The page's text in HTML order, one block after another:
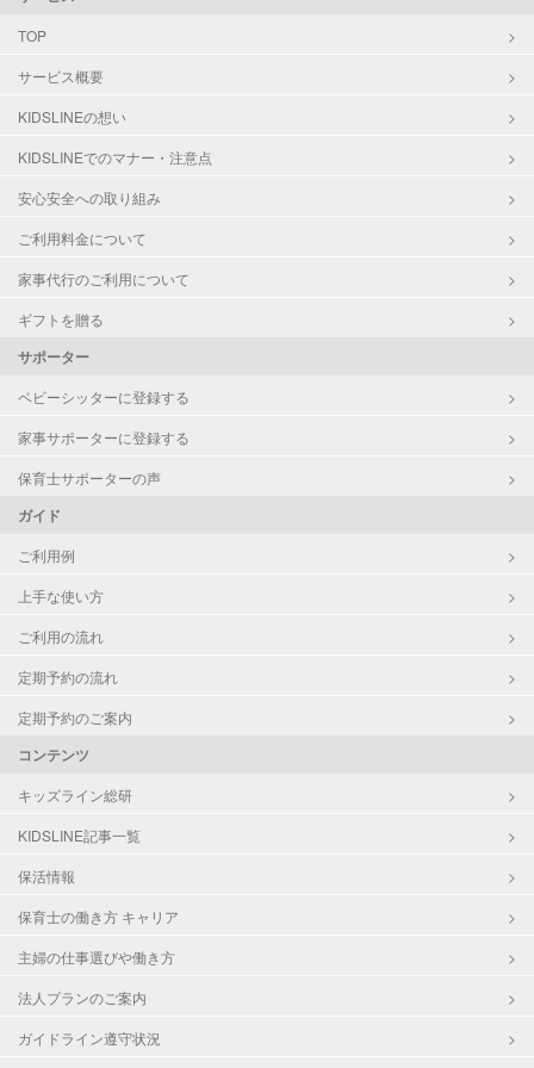
TOP
サービス概要
KIDSLINEの想い
KIDSLINEでのマナー・注意点
安心安全への取り組み
ご利用料金について
家事代行のご利用について
ギフトを贈る
サポーター
ベビーシッターに登録する
家事サポーターに登録する
保育士サポーターの声
ガイド
ご利用例
上手な使い方
ご利用の流れ
定期予約の流れ
定期予約のご案内
コンテンツ
キッズライン総研
KIDSLINE記事一覧
保活情報
保育士の働き方 キャリア
主婦の仕事選びや働き方
法人プランのご案内
ガイドライン遵守状況